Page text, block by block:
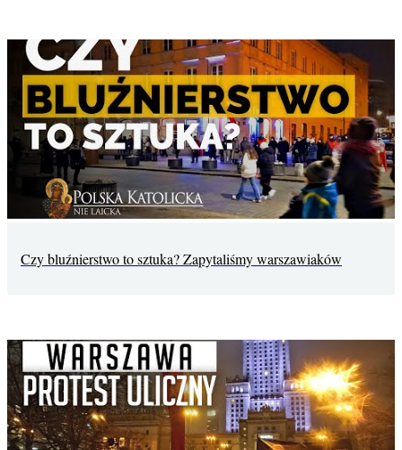
Czy bluźnierstwo to sztuka? Zapytaliśmy warszawiaków